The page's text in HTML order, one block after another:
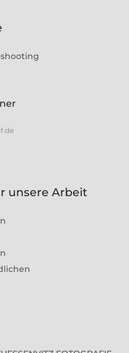
unsere Arbeit